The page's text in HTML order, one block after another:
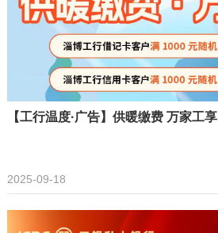
【工行温度·广告】供暖缴费 万家工享
2025-09-18